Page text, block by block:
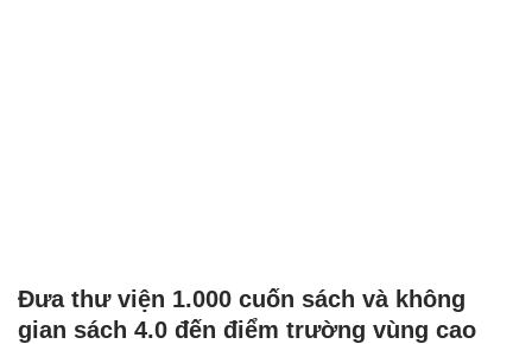
Đưa thư viện 1.000 cuốn sách và không
gian sách 4.0 đến điểm trường vùng cao